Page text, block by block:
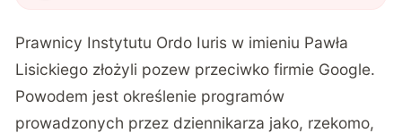
Prawnicy Instytutu Ordo Iuris w imieniu Pawła
Lisickiego złożyli pozew przeciwko firmie Google.
Powodem jest określenie programów
prowadzonych przez dziennikarza jako, rzekomo,